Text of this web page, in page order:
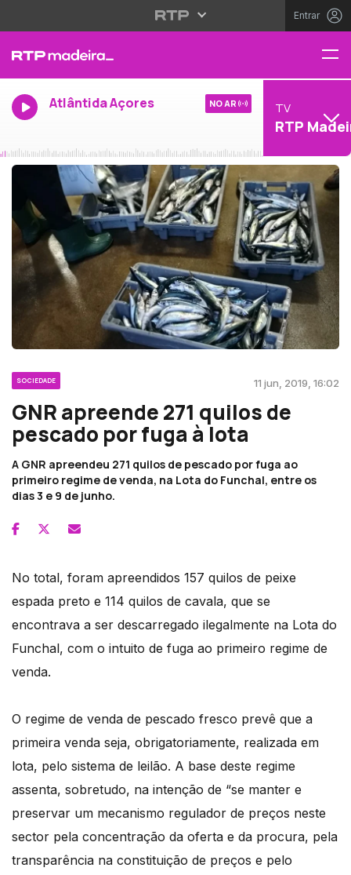
Entrar
Atlântida Açores NO AR TV
RTP
SOCIEDADE 11 jun, 2019, 16:02
GNR apreende 271 quilos de
pescado por fuga à lota
A GNR apreendeu 271 quilos de pescado por fuga ao
primeiro regime de venda, na Lota do Funchal, entre os
dias 3 e 9 de junho.
No total, foram apreendidos 157 quilos de peixe
espada preto e 114 quilos de cavala, que se
encontrava a ser descarregado ilegalmente na Lota do
Funchal, com o intuito de fuga ao primeiro regime de
venda.
O regime de venda de pescado fresco prevê que a
primeira venda seja, obrigatoriamente, realizada em
lota, pelo sistema de leilão. A base deste regime
assenta, sobretudo, na intenção de “se manter e
preservar um mecanismo regulador de preços neste
sector pela concentração da oferta e da procura, pela
transparência na constituição de preços e pelo